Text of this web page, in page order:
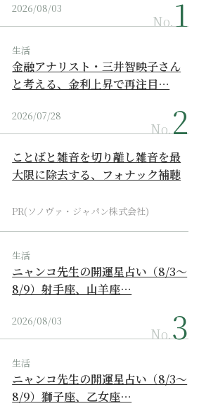
2026/08/03
No.
生活
金融アナリスト・三井智映子さん
と考える、金利上昇で再注目…
2026/07/28
No.
ことばと雑音を切り離し雑音を最
大限に除去する、フォナック補聴
PR(ソノヴァ・ジャパン株式会社)
生活
ニャンコ先生の開運星占い（8/3～
8/9）射手座、山羊座…
2026/08/03
No.
生活
ニャンコ先生の開運星占い（8/3～
8/9）獅子座、乙女座…